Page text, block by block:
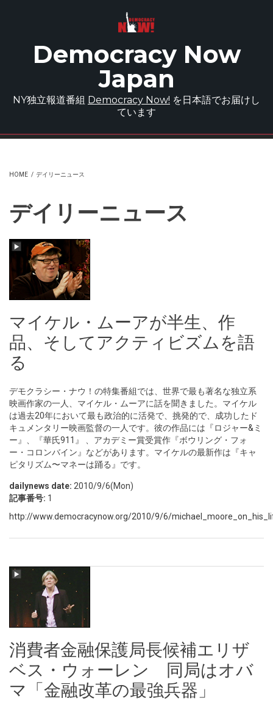
Democracy Now
Japan
NY独立報道番組 Democracy Now! を日本語でお届けし
ています
HOME / デイリーニュース
デイリーニュース
マイケル・ムーアが半生、作
品、そしてアクティビズムを語
る
デモクラシー・ナウ！の特集番組では、世界で最も著名な独立系
映画作家の一人、マイケル・ムーアに話を聞きました。マイケル
は過去20年において最も政治的に活発で、挑発的で、成功したド
キュメンタリー映画監督の一人です。彼の作品には『ロジャー&ミ
ー』、『華氏911』 、アカデミー賞受賞作『ボウリング・フォ
ー・コロンバイン』などがあります。マイケルの最新作は『キャ
ピタリズム〜マネーは踊る』です。
dailynews date: 2010/9/6(Mon)
記事番号: 1
http://www.democracynow.org/2010/9/6/
消費者金融保護局長候補エリザ
ベス・ウォーレン 同局はオバ
マ「金融改革の最強兵器」